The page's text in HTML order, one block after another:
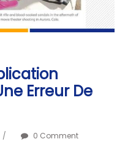
Erreur De
0 Comment